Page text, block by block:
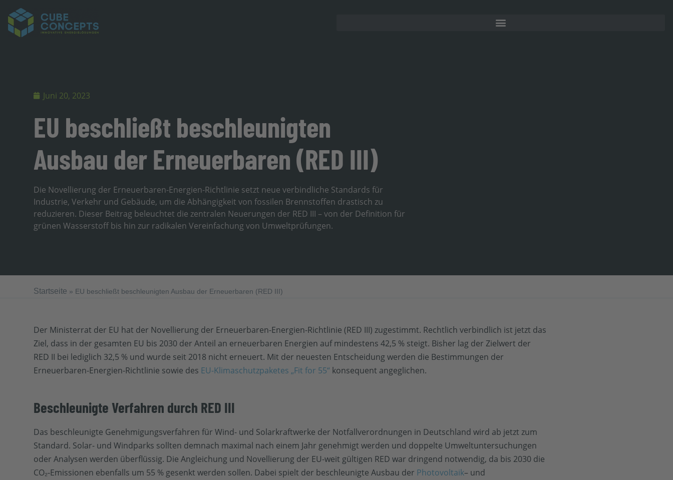
Juni 20, 2023
EU beschließt beschleunigten
Ausbau der Erneuerbaren (RED III)
Die Novellierung der Erneuerbaren-Energien-Richtlinie setzt neue verbindliche Standards für
Industrie, Verkehr und Gebäude, um die Abhängigkeit von fossilen Brennstoffen drastisch zu
reduzieren. Dieser Beitrag beleuchtet die zentralen Neuerungen der RED III – von der Definition für
grünen Wasserstoff bis hin zur radikalen Vereinfachung von Umweltprüfungen.
Startseite » EU beschließt beschleunigten Ausbau der Erneuerbaren (RED III)
Der Ministerrat der EU hat der Novellierung der Erneuerbaren-Energien-Richtlinie (RED III) zugestimmt. Rechtlich verbindlich ist jetzt das
Ziel, dass in der gesamten EU bis 2030 der Anteil an erneuerbaren Energien auf mindestens 42,5 % steigt. Bisher lag der Zielwert der
RED II bei lediglich 32,5 % und wurde seit 2018 nicht erneuert. Mit der neuesten Entscheidung werden die Bestimmungen der
Erneuerbaren-Energien-Richtlinie sowie des EU-Klimaschutzpaketes „Fit for 55“ konsequent angeglichen.
Beschleunigte Verfahren durch RED III
Das beschleunigte Genehmigungsverfahren für Wind- und Solarkraftwerke der Notfallverordnungen in Deutschland wird ab jetzt zum
Standard. Solar- und Windparks sollten demnach maximal nach einem Jahr genehmigt werden und doppelte Umweltuntersuchungen
oder Analysen werden überflüssig. Die Angleichung und Novellierung der EU-weit gültigen RED war dringend notwendig, da bis 2030 die
CO₂-Emissionen ebenfalls um 55 % gesenkt werden sollen. Dabei spielt der beschleunigte Ausbau der Photovoltaik– und